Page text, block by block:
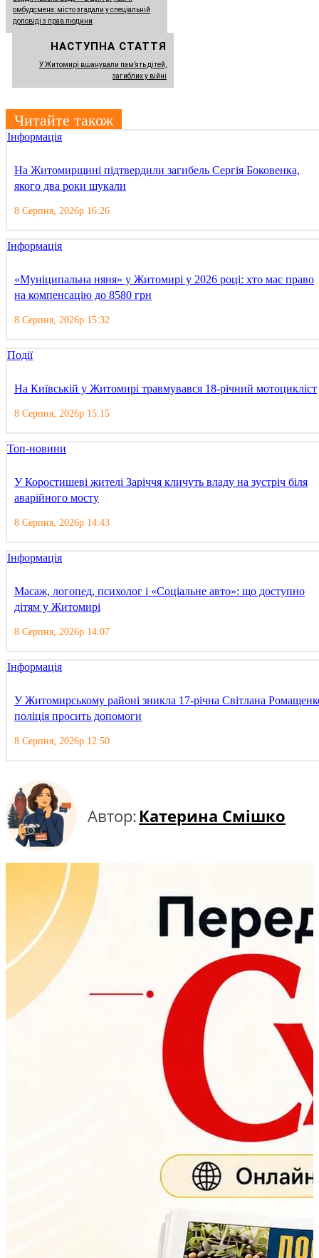
омбудсмена: місто згадали у спеціальній
доповіді з прав людини
НАСТУПНА СТАТТЯ
У Житомирі вшанували пам’ять дітей,
загиблих у війні
Читайте також
Інформація
На Житомирщині підтвердили загибель Сергія Боковенка,
якого два роки шукали
8 Серпня, 2026р 16:26
Інформація
«Муніципальна няня» у Житомирі у 2026 році: хто має право
на компенсацію до 8580 грн
8 Серпня, 2026р 15:32
Події
На Київській у Житомирі травмувався 18-річний мотоцикліст
8 Серпня, 2026р 15:15
Топ-новини
У Коростишеві жителі Заріччя кличуть владу на зустріч біля
аварійного мосту
8 Серпня, 2026р 14:43
Інформація
Масаж, логопед, психолог і «Соціальне авто»: що доступно
дітям у Житомирі
8 Серпня, 2026р 14:07
Інформація
У Житомирському районі зникла 17-річна Світлана
поліція просить допомоги
8 Серпня, 2026р 12:50
Автор: Катерина Смішко